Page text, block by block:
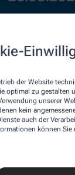
der Website
optimal zu
unserer
kein
auch der
können Sie